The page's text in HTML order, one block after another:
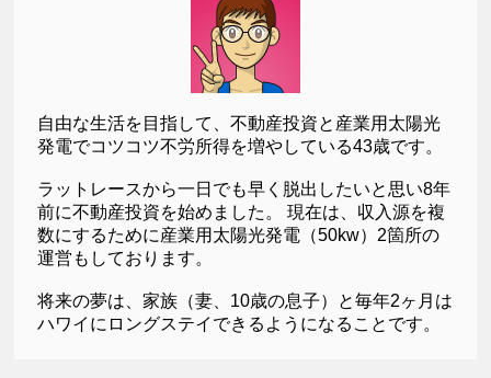
自由な生活を目指して、不動産投資と産業用太陽光
発電でコツコツ不労所得を増やしている43歳です。
ラットレースから一日でも早く脱出したいと思い8年
前に不動産投資を始めました。 現在は、収入源を複
数にするために産業用太陽光発電（50kw）2箇所の
運営もしております。
将来の夢は、家族（妻、10歳の息子）と毎年2ヶ月は
ハワイにロングステイできるようになることです。